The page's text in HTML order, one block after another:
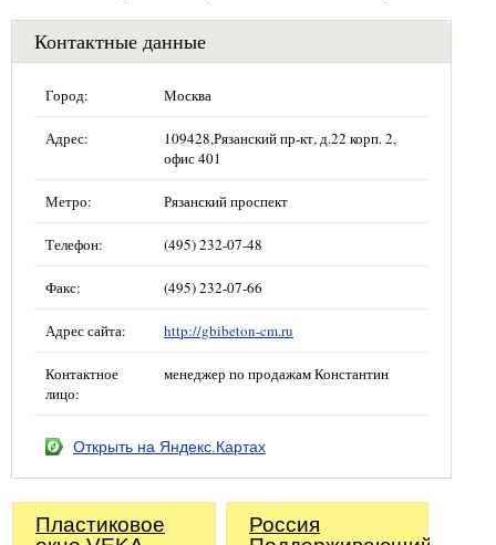
Контактные данные
Город: Москва
Адрес:
109428,Рязанский пр-кт, д.22 корп. 2,
офис 401
Метро: Рязанский проспект
Телефон: (495) 232-07-48
Факс: (495) 232-07-66
Адрес сайта: http://gbibeton-cm.ru
Контактное
лицо:
менеджер по продажам Константин
Открыть на Яндекс.Картах
Пластиковое
Россия